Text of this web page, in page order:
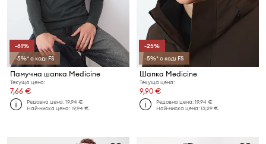
-61%
-5%* с код: FS
Памучна шапка Medicine
Текуща цена:
7,66 €
Редовна цена:19,94 €
Най-ниска цена:19,94 €
-25%
-5%* с код: FS
Шапка Medicine
Текуща цена:
9,90 €
Редовна цена:19,94 €
Най-ниска цена:13,29 €